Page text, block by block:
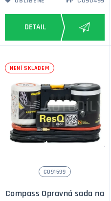
NENÍ SKLADEM
CO91599
Compass Opravná sada na